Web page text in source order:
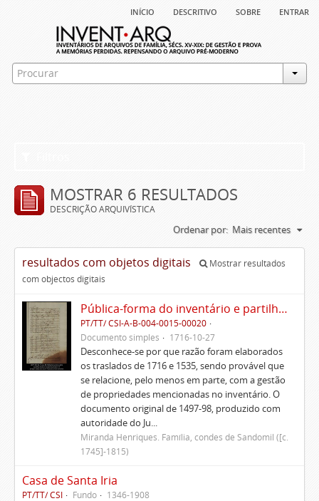
início descritivo sobre entrar
MOSTRAR 6 RESULTADOS
DESCRIÇÃO ARQUIVÍSTICA
Ordenar por: Mais recentes
resultados com objetos digitais
Mostrar resultados
com objectos digitais
Pública-forma do inventário e partilhas dos bens de Vasco Queimado
PT/TT/ CSI-A-B-004-0015-00020
Documento simples
1716-10-27
Desconhece-se por que razão foram elaborados
os traslados de 1716 e 1535, sendo provável que
se relacione, pelo menos em parte, com a gestão
de propriedades mencionadas no inventário. O
documento original de 1497-98, produzido com
autoridade do Ju...
Miranda Henriques. Família, condes de Sandomil ([c.
1745]-1815)
Casa de Santa Iria
PT/TT/ CSI Fundo 1346-1908